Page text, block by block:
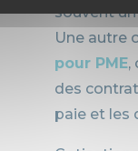
souvent
Une autre
pour PME,
des
paie et les